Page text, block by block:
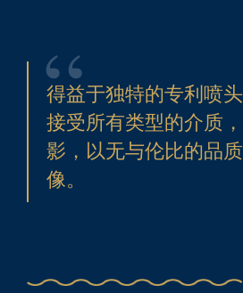
得益于独特的专利喷
接受所有类型的介质
影，以无与伦比的品
像。